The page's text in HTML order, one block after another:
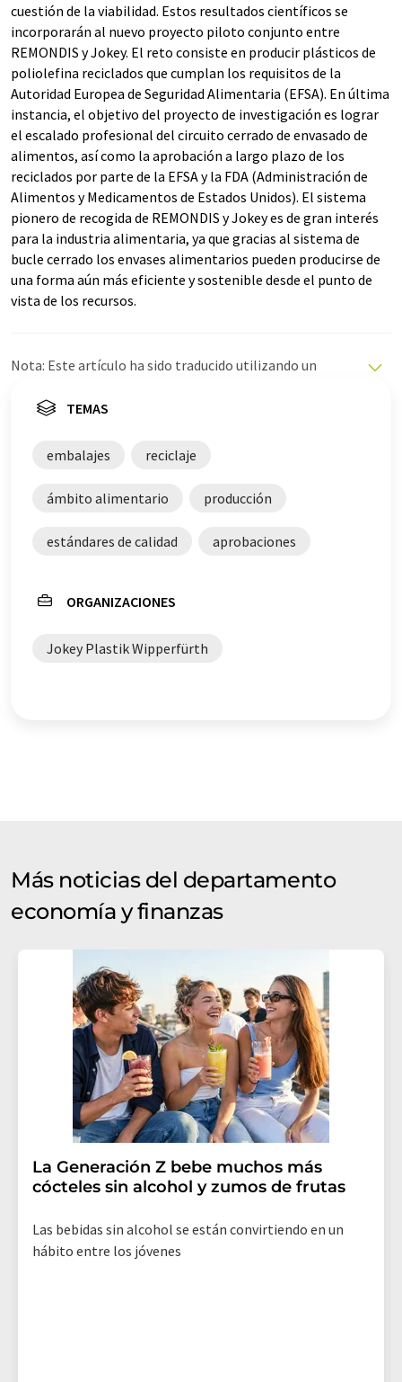
cuestión de la viabilidad. Estos resultados científicos se
incorporarán al nuevo proyecto piloto conjunto entre
REMONDIS y Jokey. El reto consiste en producir plásticos de
poliolefina reciclados que cumplan los requisitos de la
Autoridad Europea de Seguridad Alimentaria (EFSA). En última
instancia, el objetivo del proyecto de investigación es lograr
el escalado profesional del circuito cerrado de envasado de
alimentos, así como la aprobación a largo plazo de los
reciclados por parte de la EFSA y la FDA (Administración de
Alimentos y Medicamentos de Estados Unidos). El sistema
pionero de recogida de REMONDIS y Jokey es de gran interés
para la industria alimentaria, ya que gracias al sistema de
bucle cerrado los envases alimentarios pueden producirse de
una forma aún más eficiente y sostenible desde el punto de
vista de los recursos.
Nota: Este artículo ha sido traducido utilizando un
ofrece estas traducciones automáticas para presentar
este artículo ha sido traducido con traducción
automática, es posible que contenga errores de
vocabulario, sintaxis o gramática. El artículo original en
aquí.
TEMAS
embalajes reciclaje
ámbito alimentario producción
estándares de calidad aprobaciones
ORGANIZACIONES
Jokey Plastik Wipperfürth
Más noticias del departamento
economía y finanzas
La Generación Z bebe muchos más
cócteles sin alcohol y zumos de frutas
Las bebidas sin alcohol se están convirtiendo en un
hábito entre los jóvenes